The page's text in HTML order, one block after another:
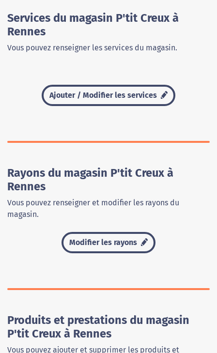
Services du magasin P'tit Creux à
Rennes
Vous pouvez renseigner les services du magasin.
Ajouter / Modifier les services
Rayons du magasin P'tit Creux à
Rennes
Vous pouvez renseigner et modifier les rayons du
magasin.
Modifier les rayons
Produits et prestations du magasin
P'tit Creux à Rennes
Vous pouvez ajouter et supprimer les produits et